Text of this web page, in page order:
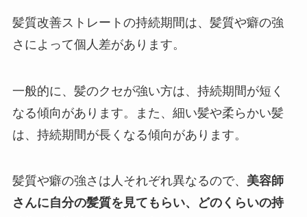
髪質改善ストレートの持続期間は、髪質や癖の強
さによって個人差があります。
一般的に、髪のクセが強い方は、持続期間が短く
なる傾向があります。また、細い髪や柔らかい髪
は、持続期間が長くなる傾向があります。
髪質や癖の強さは人それぞれ異なるので、 美容師
さんに自分の髪質を見てもらい、どのくらいの持